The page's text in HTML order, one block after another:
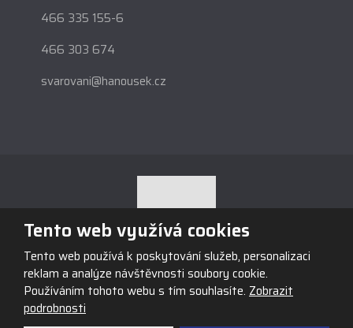
466 335 155-6
466 303 674
svarovani@hanousek.cz
© 2026, Obchodní firma HANOUSEK s.r.o., vytvořila eBRÁNA s.r.o.
Mapa stránek |Podmínky použití
Tento web využívá cookies
Tento web používá k poskytování služeb, personalizaci
reklam a analýze návštěvnosti soubory cookie.
Používáním tohoto webu s tím souhlasíte. Zobrazit
podrobnosti